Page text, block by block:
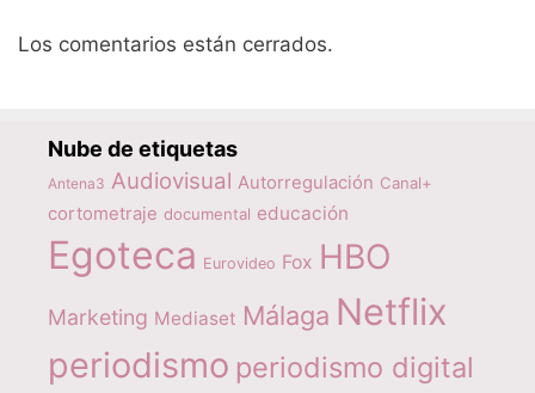
Los comentarios están cerrados.
Nube de etiquetas
Antena3 Audiovisual Autorregulación Canal+
cortometraje documental educación
Egoteca Eurovideo Fox HBO
Marketing Mediaset Málaga Netflix
periodismo periodismo digital